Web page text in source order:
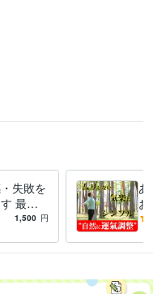
を、お届けします。
、風水、符咒、宝符
失敗を
最悪
ーの反
1,500 円
あな
お任
みま